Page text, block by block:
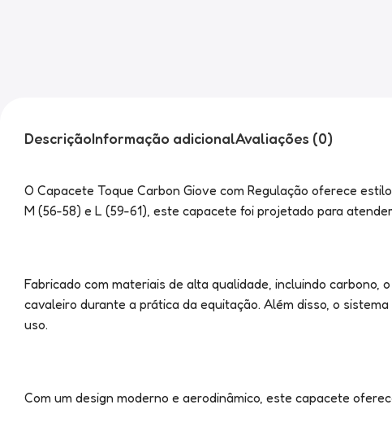
DescriçãoInformação adicionalAvaliações (0)
O Capacete Toque Carbon Giove com Regulação oferece
M (56-58) e L (59-61), este capacete foi projetado para
Fabricado com materiais de alta qualidade, incluindo carbono,
cavaleiro durante a prática da equitação. Além disso, o
uso.
Com um design moderno e aerodinâmico, este capacete